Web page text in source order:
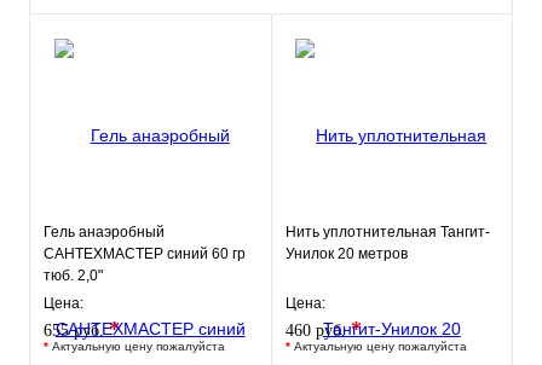
Гель анаэробный
САНТЕХМАСТЕР синий 60 гр
тюб. 2,0"
Цена:
655 руб.*
* Актуальную цену пожалуйста
Нить уплотнительная Тангит-
Унилок 20 метров
Цена:
460 руб.*
* Актуальную цену пожалуйста